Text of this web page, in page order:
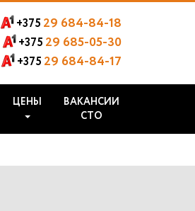
+375 29 684-84-18
+375 29 685-05-30
+375 29 684-84-17
ЦЕНЫ
ВАКАНСИИ
СТО